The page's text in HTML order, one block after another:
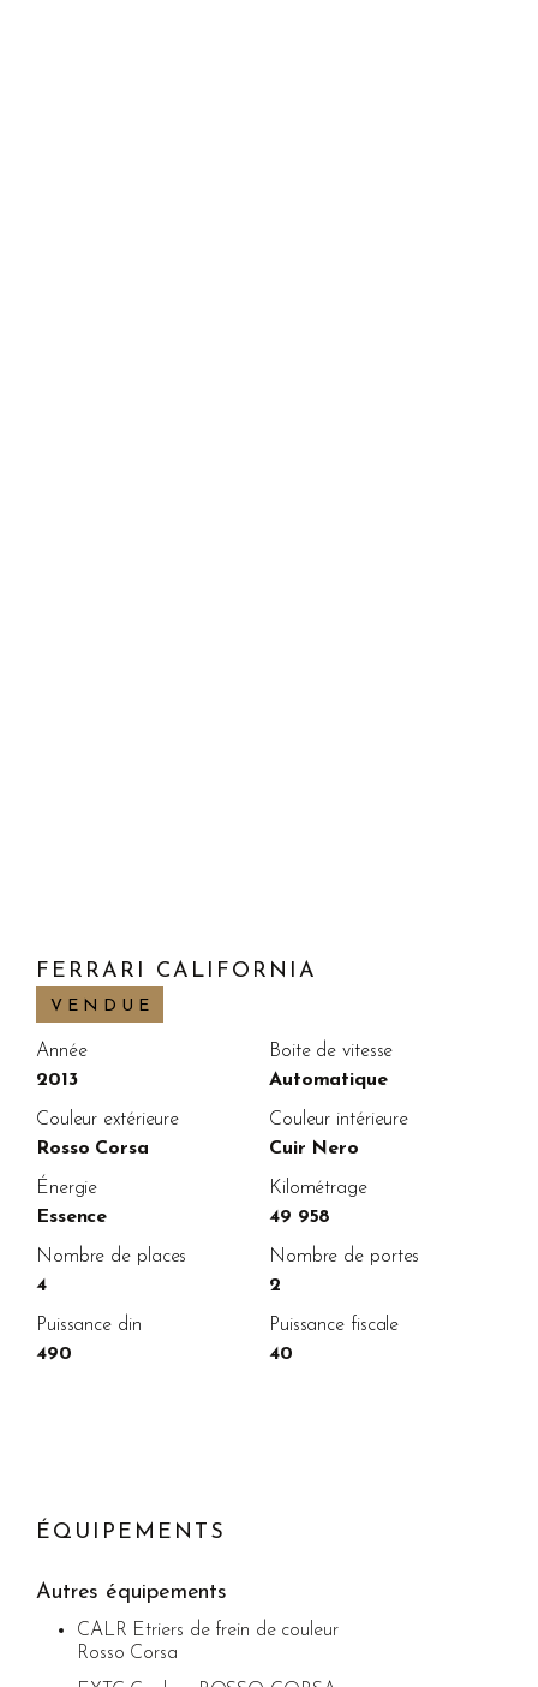
FERRARI CALIFORNIA
VENDUE
Année
2013
Boite de vitesse
Automatique
Couleur extérieure
Rosso Corsa
Couleur intérieure
Cuir Nero
Énergie
Essence
Kilométrage
49 958
Nombre de places
4
Nombre de portes
2
Puissance din
490
Puissance fiscale
40
ÉQUIPEMENTS
Autres équipements
CALR Etriers de frein de couleur
Rosso Corsa